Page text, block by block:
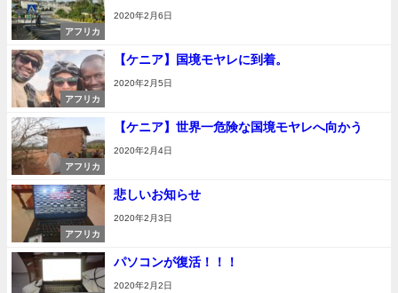
アフリカ
2020年2月6日
アフリカ
【ケニア】国境モヤレに到着。
2020年2月5日
アフリカ
【ケニア】世界一危険な国境モヤレへ向かう
2020年2月4日
アフリカ
悲しいお知らせ
2020年2月3日
パソコンが復活！！！
2020年2月2日